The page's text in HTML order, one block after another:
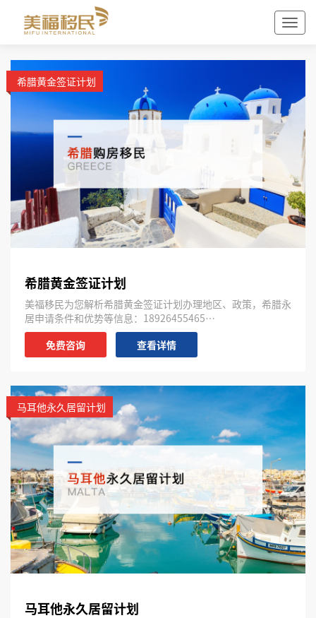
希腊黄金签证计划
希腊黄金签证计划
美福移民为您解析希腊黄金签证计划办理地区、政策，希腊永
居申请条件和优势等信息：18926455465…
免费咨询
查看详情
马耳他永久居留计划
马耳他永久居留计划